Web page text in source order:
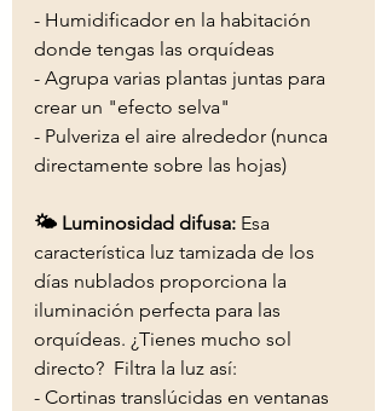
- Humidificador en la habitación
donde tengas las orquídeas
- Agrupa varias plantas juntas para
crear un "efecto selva"
- Pulveriza el aire alrededor (nunca
directamente sobre las hojas)
🌤️ Luminosidad difusa: Esa
característica luz tamizada de los
días nublados proporciona la
iluminación perfecta para las
orquídeas. ¿Tienes mucho sol
directo?  Filtra la luz así:
- Cortinas translúcidas en ventanas